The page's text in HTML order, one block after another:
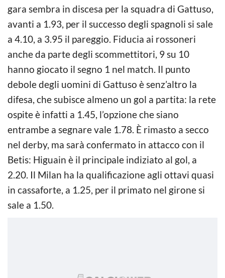
gara sembra in discesa per la squadra di Gattuso,
avanti a 1.93, per il successo degli spagnoli si sale
a 4.10, a 3.95 il pareggio. Fiducia ai rossoneri
anche da parte degli scommettitori, 9 su 10
hanno giocato il segno 1 nel match. Il punto
debole degli uomini di Gattuso è senz’altro la
difesa, che subisce almeno un gol a partita: la rete
ospite è infatti a 1.45, l’opzione che siano
entrambe a segnare vale 1.78. È rimasto a secco
nel derby, ma sarà confermato in attacco con il
Betis: Higuain è il principale indiziato al gol, a
2.20. Il Milan ha la qualificazione agli ottavi quasi
in cassaforte, a 1.25, per il primato nel girone si
sale a 1.50.